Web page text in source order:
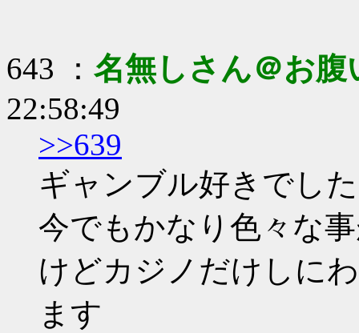
643 ： 名無しさん＠お腹
22:58:49
>>639
ギャンブル好きでし
今でもかなり色々な
けどカジノだけしに
ます